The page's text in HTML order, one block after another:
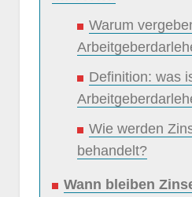
Warum
Definition: was
Wie werden
behandelt?
Wann bleiben